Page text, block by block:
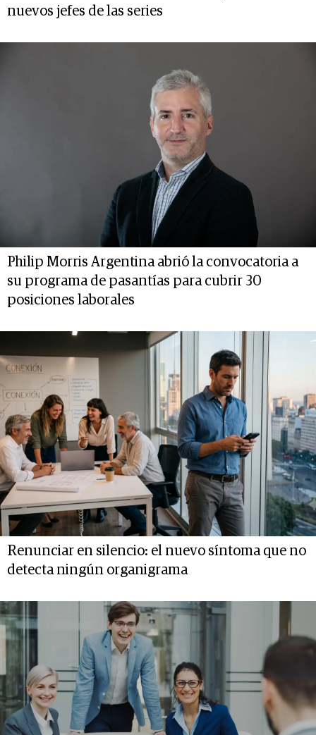
nuevos jefes de las series
Philip Morris Argentina abrió la convocatoria a
su programa de pasantías para cubrir 30
posiciones laborales
Renunciar en silencio: el nuevo síntoma que no
detecta ningún organigrama